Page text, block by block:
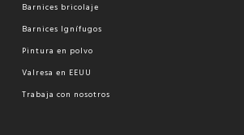
Barnices bricolaje
Barnices Ignífugos
Pintura en polvo
Valresa en EEUU
Trabaja con nosotros